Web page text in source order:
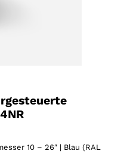
10 – 26″ | Blau (RAL